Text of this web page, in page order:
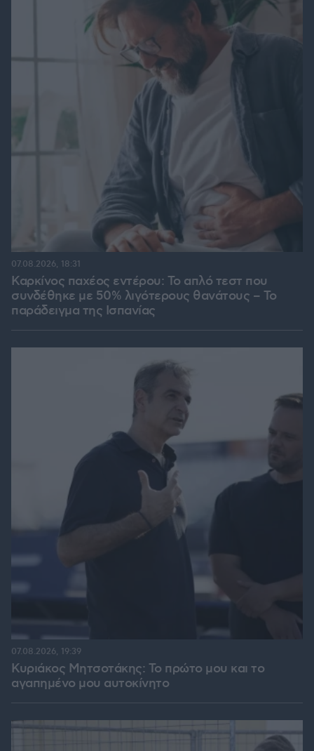
Καρκίνος παχέος εντέρου: Το απλό τεστ που
συνδέθηκε με 50% λιγότερους θανάτους – Το
παράδειγμα της Ισπανίας
07.08.2026, 18:31
Κυριάκος Μητσοτάκης: Το πρώτο μου και το
αγαπημένο μου αυτοκίνητο
07.08.2026, 19:39